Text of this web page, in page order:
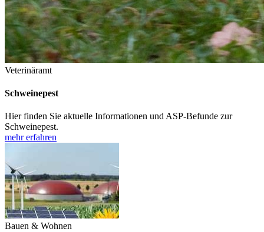
Veterinäramt
Schweinepest
Hier finden Sie aktuelle Informationen und ASP-Befunde zur
Schweinepest.
mehr erfahren
Bauen & Wohnen